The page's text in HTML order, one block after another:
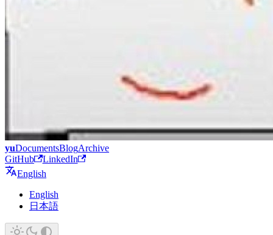
yuDocumentsBlogArchive
GitHub
LinkedIn
English
English
日本語